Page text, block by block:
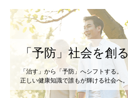
「予防」社会を創る
「治す」から「予防」へシフトする。
正しい健康知識で誰もが輝ける社会へ。